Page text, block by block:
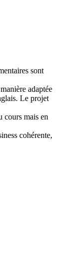
sont
adaptée
Le projet
cours mais en
cohérente,